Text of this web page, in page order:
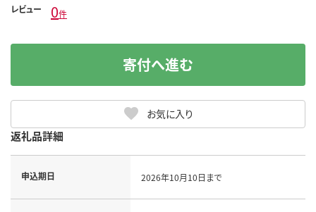
レビュー 0件
お気に入り
寄付へ進む
返礼品詳細
申込期日 2026年10月10日まで